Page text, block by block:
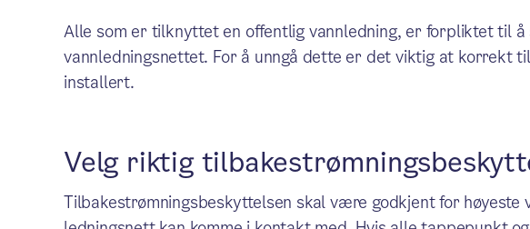
Alle som er tilknyttet en offentlig vannledning, er forpliktet til å
vannledningsnettet. For å unngå dette er det viktig at korrekt
installert.
Velg riktig
Tilbakestrømningsbeskyttelsen skal være godkjent for høyeste